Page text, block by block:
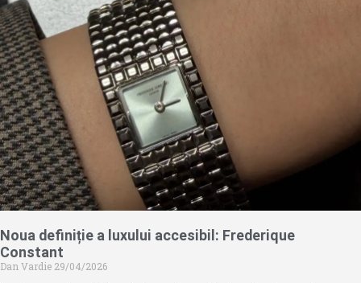
Noua definiție a luxului accesibil: Frederique
Constant
Dan Vardie 29/04/2026